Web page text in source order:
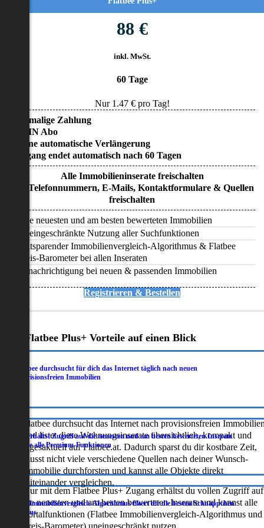
88 €
inkl. MwSt.
60 Tage
Nur 1.47€ pro Tag!
• Einmalige Zahlung
• KEIN Abo
• Keine automatische Verlängerung
• Zugang endet automatisch nach 60 Tagen
Alle Immobilieninserate freischalten
Alle Telefonnummern, E-Mails, Kontaktformulare & Quellen
freischalten
Alle neuesten und am besten bewerteten Immobilien
Uneingeschränkte Nutzung aller Suchfunktionen
Zeitsparender Immobilienvergleich-Algorithmus & Flatbee
Preis-Barometer bei allen Inseraten
Benachrichtigung bei neuen & passenden Immobilien
Registrieren & Bestellen
Flatbee Plus+ Vorteile auf einen Blick
Flatbee durchsucht für dich das Internet täglich nach neuen
provisionsfreien Immobilien
Flatbee durchsucht das Internet nach provisionsfreien
und listet diese Wohnungsinserate übersichtlich, kompakt und
tagesaktuell auf Flatbee.at. Dadurch sparst du dir kostbare Zeit,
musst nicht viele verschiedene Quellen nach deiner Wunsch-
Immobilie durchforsten und kannst alle Objekte direkt
miteinander vergleichen.
Du erhältst Zugriff auf die neuesten und am besten bewerteten Inserate
sowie alle Premium-Funktionen
Nur mit dem Flatbee Plus+ Zugang erhältst du vollen Zugriff auf
die neuesten und am besten bewerteten Inserate und kannst alle
Portalfunktionen (Flatbee Immobilienvergleich-Algorithmus und
Der Immobilienvergleich-Algorithmus filtert dir die besten Schnäppchen
heraus